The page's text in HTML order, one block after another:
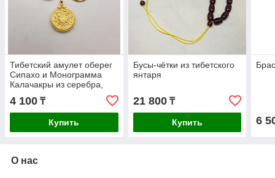
Тибетский амулет оберег
Сипахо и Монограмма
Калачакры из серебра,
16×11мм
4 100 ₸
Купить
Бусы-чётки из тибетского
янтаря
21 800₸
Купить 6
О нас